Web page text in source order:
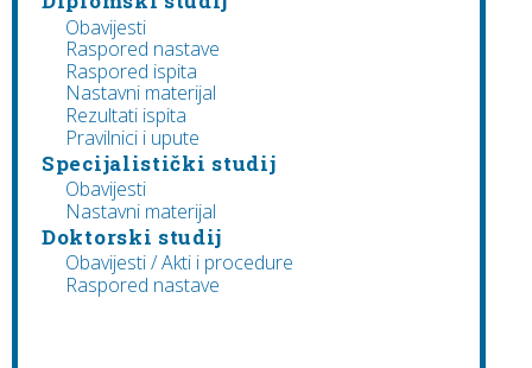
Obavijesti
Raspored nastave
Raspored ispita
Nastavni materijal
Rezultati ispita
Pravilnici i upute
Specijalistički studij
Obavijesti
Nastavni materijal
Doktorski studij
Obavijesti / Akti i procedure
Raspored nastave